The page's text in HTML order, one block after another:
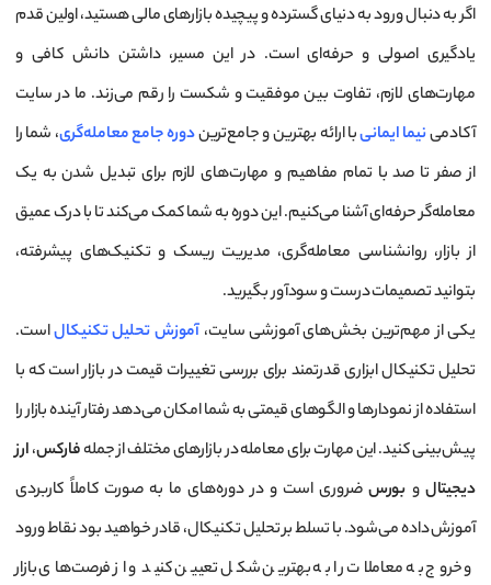
اگر به دنبال ورود به دنیای گسترده و پیچیده بازارهای مالی هستید، اولین قدم
یادگیری اصولی و حرفه‌ای است. در این مسیر، داشتن دانش کافی و
مهارت‌های لازم، تفاوت بین موفقیت و شکست را رقم می‌زند. ما در سایت
آکادمینیما ایمانیبا ارائه بهترین و جامع‌تریندوره جامع معامله‌گری، شما را
از صفر تا صد با تمام مفاهیم و مهارت‌های لازم برای تبدیل شدن به یک
معامله‌گر حرفه‌ای آشنا می‌کنیم. این دوره به شما کمک می‌کند تا با درک عمیق
از بازار، روانشناسی معامله‌گری، مدیریت ریسک و تکنیک‌های پیشرفته،
بتوانید تصمیمات درست و سودآور بگیرید.
یکی از مهم‌ترین بخش‌های آموزشی سایت، آموزش تحلیل تکنیکالاست.
تحلیل تکنیکال ابزاری قدرتمند برای بررسی تغییرات قیمت در بازار است که با
استفاده از نمودارها و الگوهای قیمتی به شما امکان می‌دهد رفتار آینده بازار را
پیش‌بینی کنید. این مهارت برای معامله در بازارهای مختلف از جملهفارکس،ارز
دیجیتال و بورس ضروری است و در دوره‌های ما به صورت کاملاً کاربردی
آموزش داده می‌شود. با تسلط بر تحلیل تکنیکال، قادر خواهید بود نقاط ورود
و خروج به معاملات را به بهترین شکل تعیین کنید و از فرصت‌های بازار